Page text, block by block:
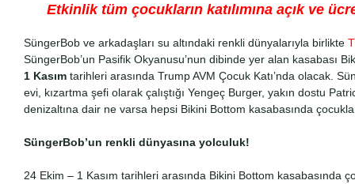
Etkinlik tüm çocukların katılımına açık ve
SüngerBob ve arkadaşları su altındaki renkli dünyalarıyla birlikte
SüngerBob’un Pasifik Okyanusu’nun dibinde yer alan kasabası
1 Kasım tarihleri arasında Trump AVM Çocuk Katı’nda olacak.
evi, kızartma şefi olarak çalıştığı Yengeç Burger, yakın dostu
denizaltına dair ne varsa hepsi Bikini Bottom kasabasında
SüngerBob’un renkli dünyasına yolculuk!
24 Ekim – 1 Kasım tarihleri arasında Bikini Bottom kasabasında